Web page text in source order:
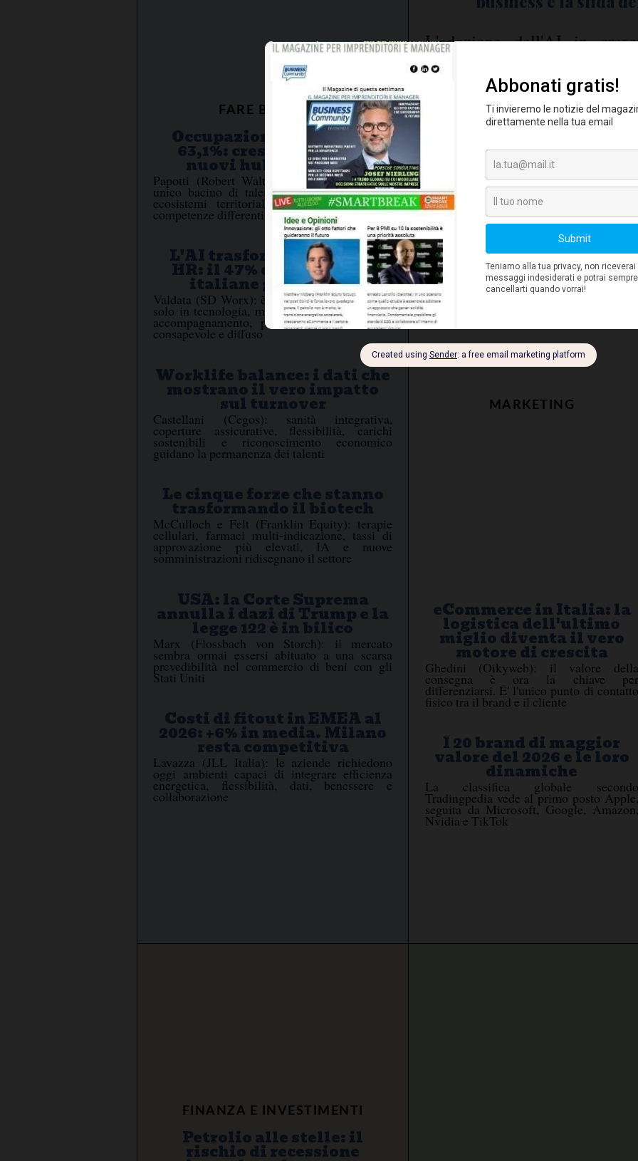
L'adozione dell'AI in
italiane, ma c'è ancora molto
FARE BUSINESS
Occupazione italiana al
63,1%: crescita record e
nuovi hub di talento
Papotti (Robert Walters): non esiste più un
unico bacino di talenti, ma una pluralità di
ecosistemi territoriali con caratteristiche e
competenze differenti
L'AI trasforma i processi
HR: il 47% delle aziende
italiane già investe
Valdata (SD Worx): è essenziale investire non
solo in tecnologia, ma anche in formazione e
accompagnamento, per favorire un utilizzo
consapevole e diffuso
Worklife balance: i dati che
mostrano il vero impatto
sul turnover
Castellani (Cegos): sanità integrativa,
coperture assicurative, flessibilità, carichi
sostenibili e riconoscimento economico
guidano la permanenza dei talenti
Le cinque forze che stanno
trasformando il biotech
McCulloch e Felt (Franklin Equity): terapie
cellulari, farmaci multi-indicazione, tassi di
approvazione più elevati, IA e nuove
somministrazioni ridisegnano il settore
USA: la Corte Suprema
annulla i dazi di Trump e la
legge 122 è in bilico
Marx (Flossbach von Storch): il mercato
sembra ormai essersi abituato a una scarsa
prevedibilità nel commercio di beni con gli
Stati Uniti
Costi di fitout in EMEA al
2026: +6% in media. Milano
resta competitiva
Lavazza (JLL Italia): le aziende richiedono
oggi ambienti capaci di integrare efficienza
energetica, flessibilità, dati, benessere e
collaborazione
MARKETING
eCommerce in Italia: la
logistica dell'ultimo
miglio diventa il vero
motore di crescita
Ghedini (Oikyweb): il valore della
consegna è ora la chiave per
differenziarsi. E' l'unico punto di contatto
fisico tra il brand e il cliente
I 20 brand di maggior
valore del 2026 e le loro
dinamiche
La classifica globale secondo
Tradingpedia vede al primo posto Apple,
seguita da Microsoft, Google, Amazon,
Nvidia e TikTok
FINANZA E INVESTIMENTI
Petrolio alle stelle: il
rischio di recessione